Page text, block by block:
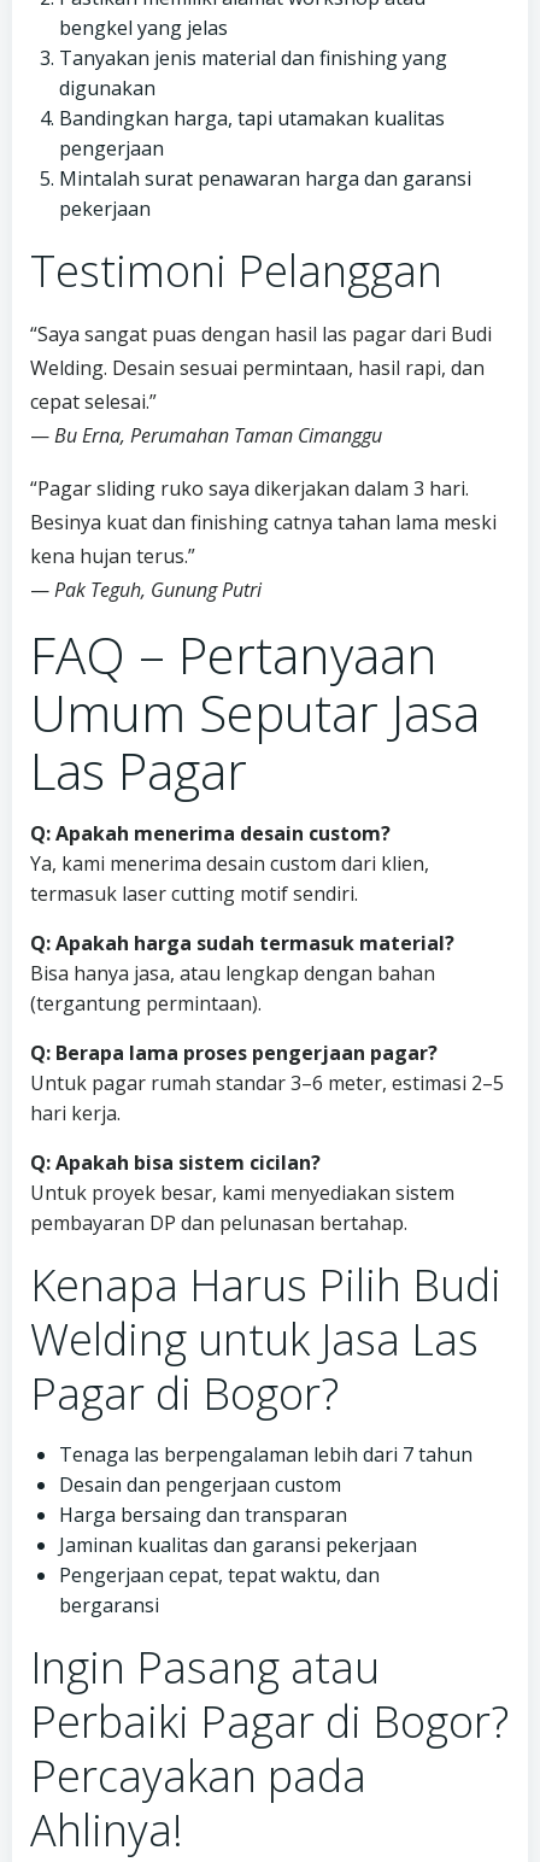
bengkel yang jelas
Tanyakan jenis material dan finishing yang
digunakan
Bandingkan harga, tapi utamakan kualitas
pengerjaan
Mintalah surat penawaran harga dan garansi
pekerjaan
Testimoni Pelanggan
“Saya sangat puas dengan hasil las pagar dari Budi
Welding. Desain sesuai permintaan, hasil rapi, dan
cepat selesai.”
—Bu Erna, Perumahan Taman Cimanggu
“Pagar sliding ruko saya dikerjakan dalam 3 hari.
Besinya kuat dan finishing catnya tahan lama meski
kena hujan terus.”
—Pak Teguh, Gunung Putri
FAQ – Pertanyaan
Umum Seputar Jasa
Las Pagar
Q: Apakah menerima desain custom?
Ya, kami menerima desain custom dari klien,
termasuk laser cutting motif sendiri.
Q: Apakah harga sudah termasuk material?
Bisa hanya jasa, atau lengkap dengan bahan
(tergantung permintaan).
Q: Berapa lama proses pengerjaan pagar?
Untuk pagar rumah standar 3–6 meter, estimasi 2–5
hari kerja.
Q: Apakah bisa sistem cicilan?
Untuk proyek besar, kami menyediakan sistem
pembayaran DP dan pelunasan bertahap.
Kenapa Harus Pilih Budi
Welding untuk Jasa Las
Pagar di Bogor?
Tenaga las berpengalaman lebih dari 7 tahun
Desain dan pengerjaan custom
Harga bersaing dan transparan
Jaminan kualitas dan garansi pekerjaan
Pengerjaan cepat, tepat waktu, dan
bergaransi
Ingin Pasang atau
Perbaiki Pagar di Bogor?
Percayakan pada
Ahlinya!